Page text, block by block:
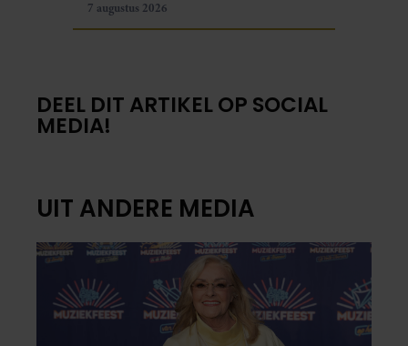
7 augustus 2026
DEEL DIT ARTIKEL OP SOCIAL
MEDIA!
UIT ANDERE MEDIA